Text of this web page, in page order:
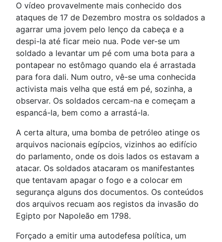
O vídeo provavelmente mais conhecido dos
ataques de 17 de Dezembro mostra os soldados a
agarrar uma jovem pelo lenço da cabeça e a
despi-la até ficar meio nua. Pode ver-se um
soldado a levantar um pé com uma bota para a
pontapear no estômago quando ela é arrastada
para fora dali. Num outro, vê-se uma conhecida
activista mais velha que está em pé, sozinha, a
observar. Os soldados cercam-na e começam a
espancá-la, bem como a arrastá-la.
A certa altura, uma bomba de petróleo atinge os
arquivos nacionais egípcios, vizinhos ao edifício
do parlamento, onde os dois lados os estavam a
atacar. Os soldados atacaram os manifestantes
que tentavam apagar o fogo e a colocar em
segurança alguns dos documentos. Os conteúdos
dos arquivos recuam aos registos da invasão do
Egipto por Napoleão em 1798.
Forçado a emitir uma autodefesa política, um